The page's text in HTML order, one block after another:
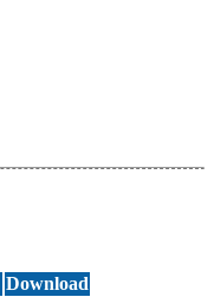
Download